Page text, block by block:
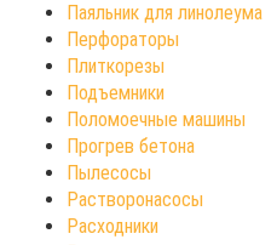
Паяльник для линолеума
Перфораторы
Плиткорезы
Подъемники
Поломоечные машины
Прогрев бетона
Пылесосы
Растворонасосы
Расходники